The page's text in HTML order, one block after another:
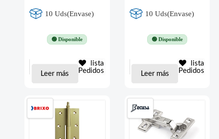
10 Uds(Envase)
🟢 Disponible
Leer más
lista
Pedidos
10 Uds(Envase)
🟢 Disponible
Leer más
lista
Pedidos